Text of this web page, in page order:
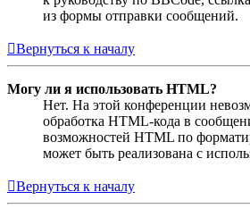
из формы отправки сообщений.
Вернуться к началу
Могу ли я использовать HTML?
Нет. На этой конференции
обработка HTML-кода в
возможностей HTML по
может быть реализована с
Вернуться к началу